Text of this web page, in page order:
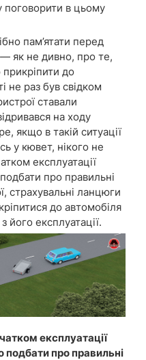
поговорити в цьому
пам’ятати перед
як не дивно, про те,
до
не раз був свідком
ставали
на ходу
якщо в такій ситуації
у кювет, нікого не
експлуатації
про правильні
страхувальні ланцюги
до автомобіля
його експлуатації.
експлуатації
про правильні